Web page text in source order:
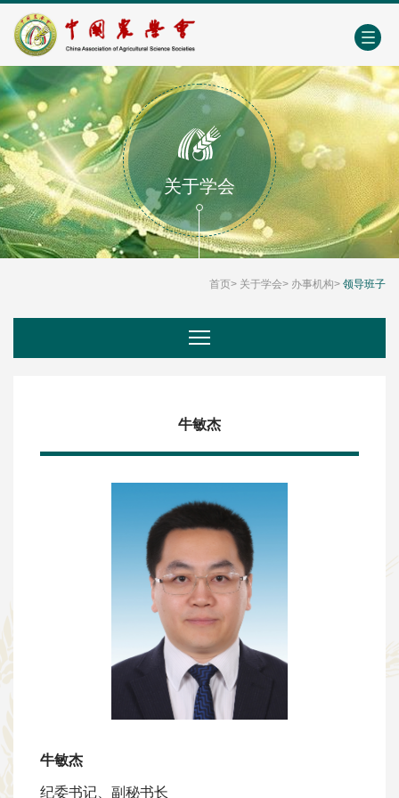
中国农业农村人才网 中心学会门户网
关于学会
首页> 关于学会> 办事机构> 领导班子
牛敏杰
牛敏杰
纪委书记、副秘书长